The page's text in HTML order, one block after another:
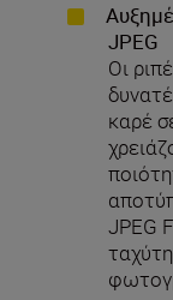
JPEG
Οι
καρέ
JPEG